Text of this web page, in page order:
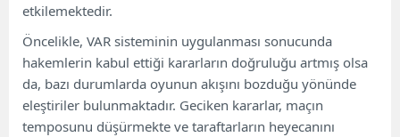
etkilemektedir.
Öncelikle, VAR sisteminin uygulanması sonucunda
hakemlerin kabul ettiği kararların doğruluğu artmış olsa
da, bazı durumlarda oyunun akışını bozduğu yönünde
eleştiriler bulunmaktadır. Geciken kararlar, maçın
temposunu düşürmekte ve taraftarların heyecanını